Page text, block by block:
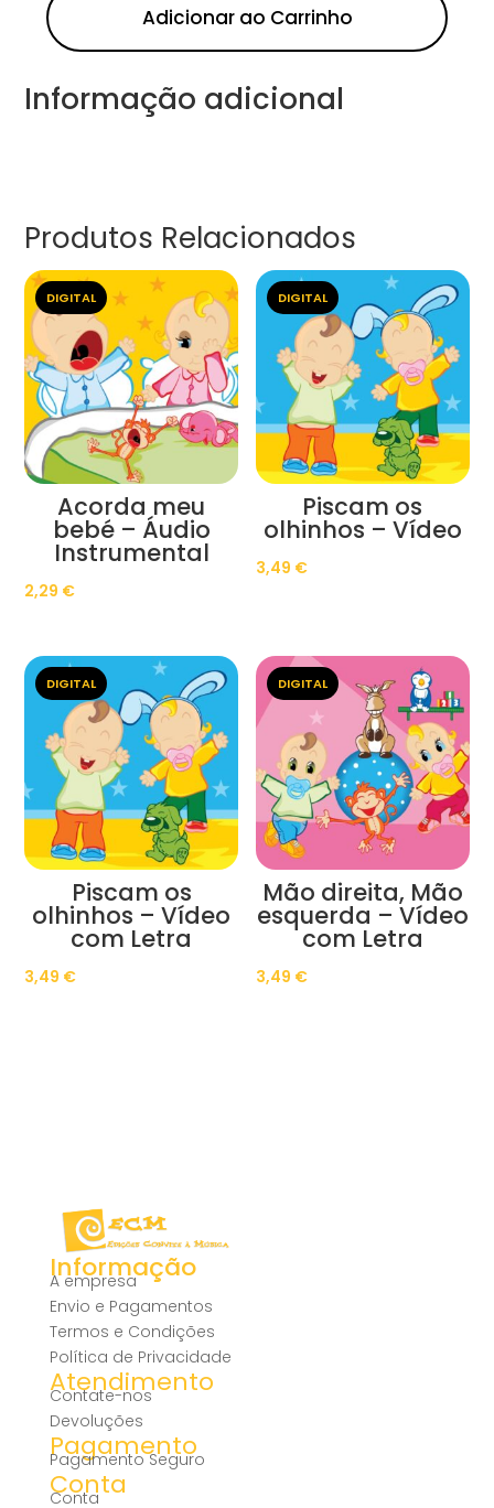
Adicionar ao Carrinho
Informação adicional
Produtos Relacionados
DIGITAL
Acorda meu
bebé – Áudio
Instrumental
2,29 €
DIGITAL
Piscam os
olhinhos – Vídeo
3,49 €
DIGITAL
Piscam os
olhinhos – Vídeo
com Letra
3,49 €
DIGITAL
Mão direita, Mão
esquerda – Vídeo
com Letra
3,49 €
Informação
A empresa
Envio e Pagamentos
Termos e Condições
Política de Privacidade
Atendimento
Contate-nos
Devoluções
Pagamento
Pagamento Seguro
Conta
Conta